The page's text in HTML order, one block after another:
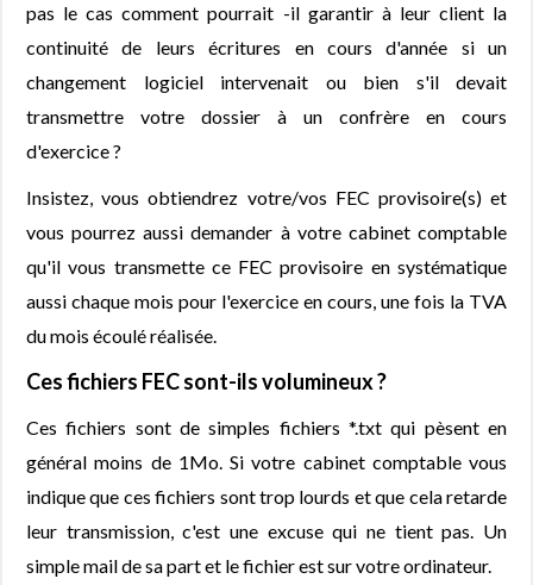
pas le cas comment pourrait -il garantir à leur client la
continuité de leurs écritures en cours d'année si un
changement logiciel intervenait ou bien s'il devait
transmettre votre dossier à un confrère en cours
d'exercice ?
Insistez, vous obtiendrez votre/vos FEC provisoire(s) et
vous pourrez aussi demander à votre cabinet comptable
qu'il vous transmette ce FEC provisoire en systématique
aussi chaque mois pour l'exercice en cours, une fois la TVA
du mois écoulé réalisée.
Ces fichiers FEC sont-ils volumineux ?
Ces fichiers sont de simples fichiers *.txt qui pèsent en
général moins de 1Mo. Si votre cabinet comptable vous
indique que ces fichiers sont trop lourds et que cela retarde
leur transmission, c'est une excuse qui ne tient pas. Un
simple mail de sa part et le fichier est sur votre ordinateur.